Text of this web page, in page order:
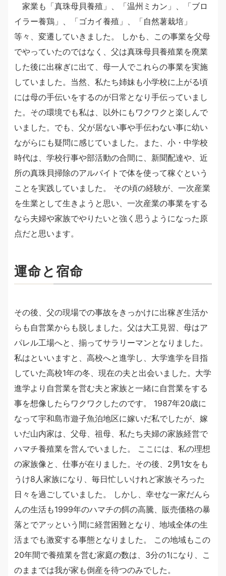
家業も「真珠母貝養殖」、「温州ミカン」、「ブロ
イラー養鶏」、「ゴカイ養殖」、「自然薯栽培」
等々、変遷していきました。 しかも、この事業を父母
でやっていたのではなく、父は真珠母貝養殖業を廃業
した後に出稼ぎに出て、母一人でこれらの事業を実施
していました。当然、私たち姉妹も小学校に上がる頃
には母の手伝いをするのが日常となり手伝っていまし
た。その環境でも私は、以外にもワクワクと楽しんで
いました。でも、父が居ない事や手伝わない事に幼い
ながらにも疑問に感じていました。また、小・中学校
時代は、学校行事や部活動の合間に、新聞配達や、近
所の真珠貝掃除のアルバイトで体を使って稼ぐという
ことを実践していました。 その頃の経験が、一次産業
を生業として生きようと思い、一次産業の事業をする
なら夫婦や家族でやりたいと強く思うようになった原
点だと思います。
運命と宿命
その後、父の現場での事故をきっかけに出稼ぎ生活か
らも自営業からも脱しました。父は大工見習、母はア
パレル工場へと、揃ってサラリーマンとなりました。
私はといいますと、高校へと進学し、大学進学を目指
していた高校1年の冬、現在の夫と出会いました。大学
進学より自営業を営む夫と家族と一緒に自営業をする
事を想像したらワクワクしたのです。 1987年20歳に
なって宇和島市遊子魚泊地区に嫁いだ私でしたが、嫁
いだ山内家は、父母、祖母、私たち夫婦の家族経営で
ハマチ養殖業を営んでいました。 ここには、私の理想
の家族像と、仕事が在りました。その後、2男1女をも
うけ8人家族になり、毎日忙しいけれど家族そろった
日々を過ごしていました。 しかし、幸せな一家だんら
んの生活も1999年のハマチの餌の高騰、販売価格の暴
落とでアッという間に経営困難となり、地域全体の生
活までも激変する事態となりました。 この地域もこの
20年間で養殖業を営む家庭の数は、3分の1になり、こ
のままでは我が家も倒産を待つのみでした。